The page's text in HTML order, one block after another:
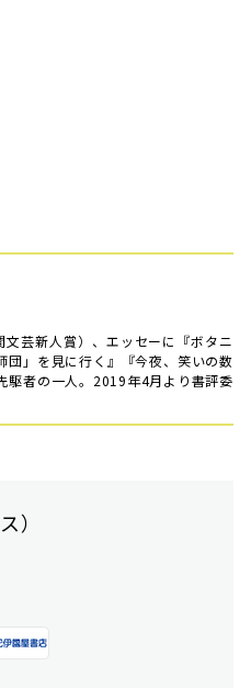
芸新人賞）、エッセーに『ボタニ
団」を見に行く』『今夜、笑いの数
駆者の一人。2019年4月より書評委
）